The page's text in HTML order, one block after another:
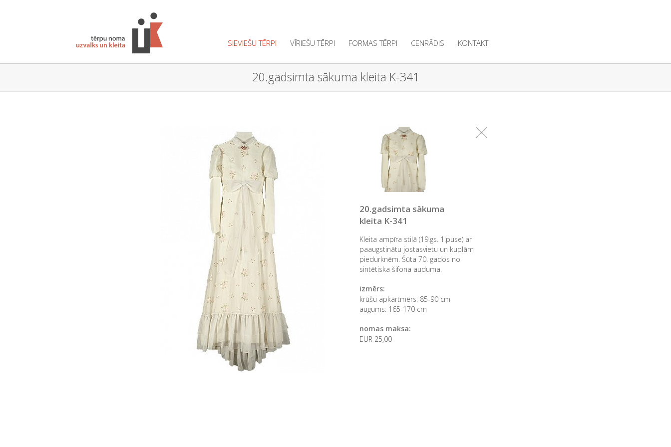
SIEVIEŠU TĒRPI VĪRIEŠU TĒRPI FORMAS TĒRPI CENRĀDIS KONTAKTI
20.gadsimta sākuma kleita K-341
20.gadsimta sākuma
kleita K-341
Kleita ampīra stilā (19.gs. 1.puse) ar
paaugstinātu jostasvietu un kuplām
piedurknēm. Šūta 70. gados no
sintētiska šifona auduma.
izmērs:
krūšu apkārtmērs: 85-90 cm
augums: 165-170 cm
nomas maksa:
EUR 25,00